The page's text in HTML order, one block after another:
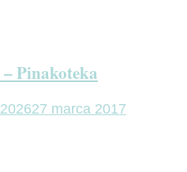
Pinakoteka
27 marca 2017